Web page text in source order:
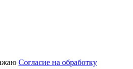
Согласие на обработку